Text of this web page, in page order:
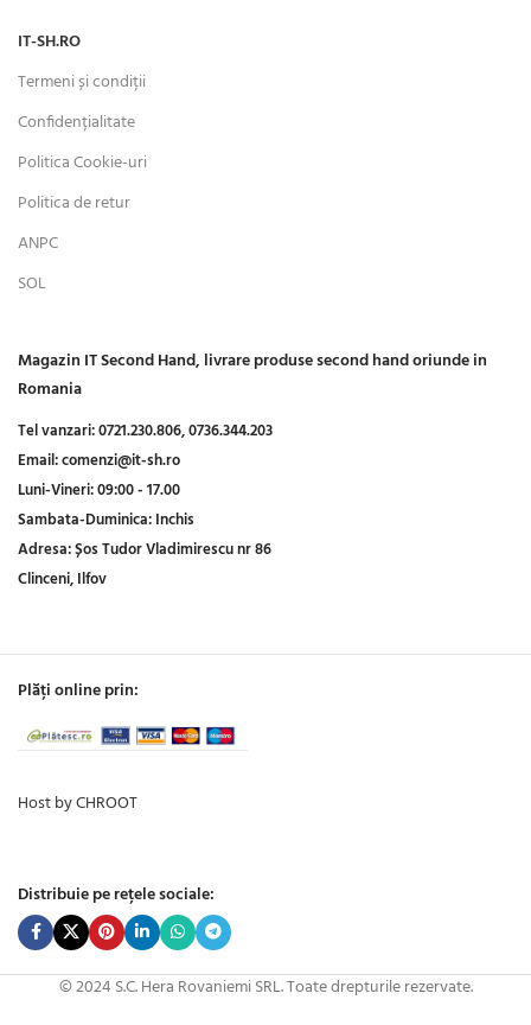
IT-SH.RO
Termeni și condiții
Confidențialitate
Politica Cookie-uri
Politica de retur
ANPC
SOL
Magazin IT Second Hand, livrare produse second hand oriunde in
Romania
Tel vanzari:0721.230.806,0736.344.203
Email:comenzi@it-sh.ro
Luni-Vineri:09:00 - 17.00
Sambata-Duminica:Inchis
Adresa:Șos Tudor Vladimirescu nr 86
Clinceni, Ilfov
Plăți online prin:
Host by CHROOT
Distribuie pe rețele sociale:
© 2024 S.C. Hera Rovaniemi SRL. Toate drepturile rezervate.